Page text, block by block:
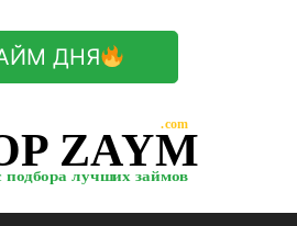
ДНЯ
ZAYM
подбора лучших займов
.com